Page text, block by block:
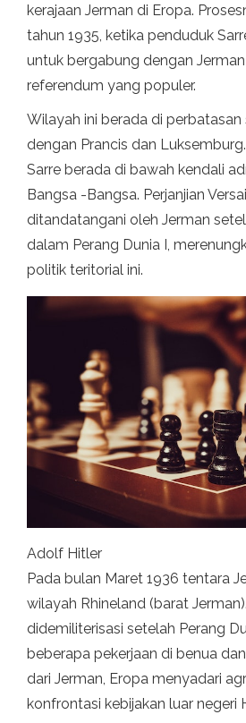
kerajaan Jerman di Eropa.
tahun 1935, ketika penduduk
untuk bergabung dengan
referendum yang populer.
Wilayah ini berada di perbatasan
dengan Prancis dan
Sarre berada di bawah kendali
Bangsa -Bangsa. Perjanjian
ditandatangani oleh Jerman
dalam Perang Dunia I,
politik teritorial ini.
Adolf Hitler
Pada bulan Maret 1936 tentara
wilayah Rhineland (barat
didemiliterisasi setelah Perang
beberapa pekerjaan di benua
dari Jerman, Eropa menyadari
konfrontasi kebijakan luar negeri